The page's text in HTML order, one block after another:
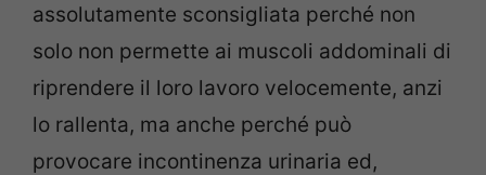
assolutamente sconsigliata perché non
solo non permette ai muscoli addominali di
riprendere il loro lavoro velocemente, anzi
lo rallenta, ma anche perché può
provocare incontinenza urinaria ed,